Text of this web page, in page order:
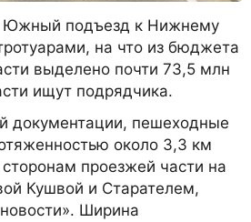
Южный подъезд к Нижнему
на что из бюджета
выделено почти 73,5 млн
ищут подрядчика.
документации, пешеходные
около 3,3 км
проезжей части на
Кушвой и Старателем,
Ширина